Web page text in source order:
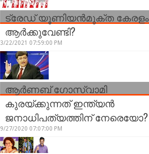
ട്രേഡ് യൂണിയന്‍മുക്ത കേരളം
ആര്‍ക്കുവേണ്ടി?
3/22/2021 07:59:00 PM
ആർണബ് ഗോസ്വാമി
കുരയ്ക്കുന്നത് ഇന്ത്യൻ
ജനാധിപത്യത്തിന് നേരെയോ?
9/27/2020 07:07:00 PM